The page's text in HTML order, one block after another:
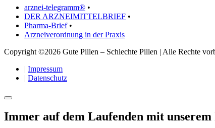
arznei-telegramm® •
DER ARZNEIMITTELBRIEF •
Pharma-Brief•
Arzneiverordnung in der Praxis
Copyright ©2026 Gute Pillen – Schlechte Pillen | Alle Rechte
| Impressum
| Datenschutz
Immer auf dem Laufenden mit unserem